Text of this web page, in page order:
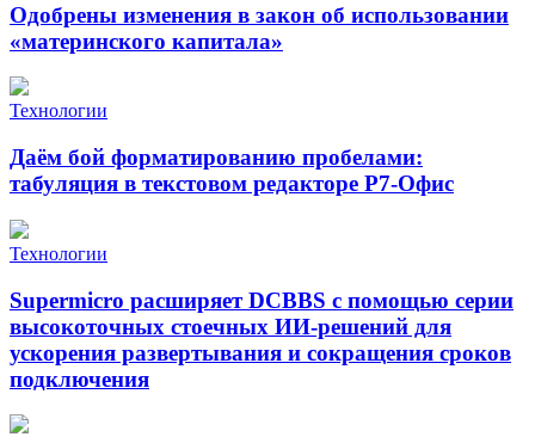
Одобрены изменения в закон об использовании
«материнского капитала»
Технологии
Даём бой форматированию пробелами:
табуляция в текстовом редакторе Р7-Офис
Технологии
Supermicro расширяет DCBBS с помощью серии
высокоточных стоечных ИИ-решений для
ускорения развертывания и сокращения сроков
подключения